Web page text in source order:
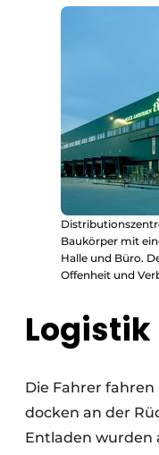
Baukörper mit
Halle und Büro.
Offenheit und
Logistik
Die Fahrer
docken an der
Entladen wurden